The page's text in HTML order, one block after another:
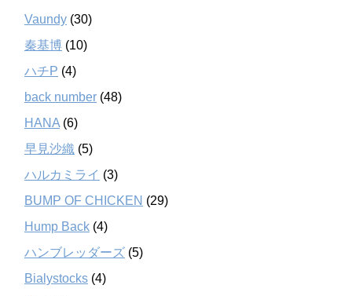
Vaundy (30)
秦基博 (10)
ハチP (4)
back number (48)
HANA (6)
早見沙織 (5)
ハルカミライ (3)
BUMP OF CHICKEN (29)
Hump Back (4)
ハンブレッダーズ (5)
Bialystocks (4)